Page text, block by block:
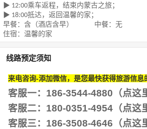
▶ 12:00乘车返程，结束内蒙古之旅；
▶ 18:00抵达，返回温馨的家；
早餐：含（酒店含早）
中餐：无
住宿：温馨的家
线路预定须知
来电咨询-添加微信，是您最快获得旅游信息
客服一：186-3544-4880（点这
客服二：180-0351-4954 （点这
客服三：186-3508-4646 （点这